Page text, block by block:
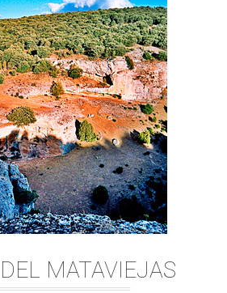
MATAVIEJAS